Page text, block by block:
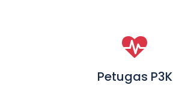
Petugas P3K